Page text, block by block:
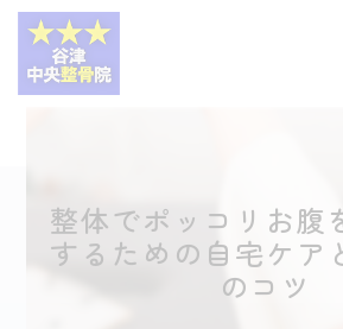
整体でポッコリお腹
するための自宅ケア
のコツ